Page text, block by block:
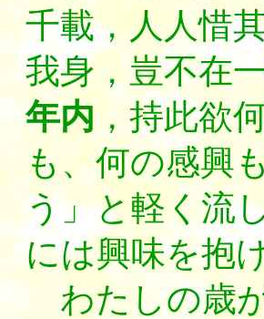
千載，人人惜
我身，豈不在
年内，持此欲
も、何の感興
う」と軽く流
には興味を抱
わたしの歳が